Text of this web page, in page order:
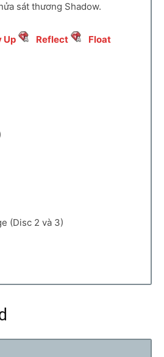
sát thương Shadow.
Up Reflect Float
(Disc 2 và 3)